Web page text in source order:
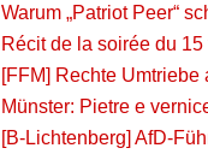
Warum „Patriot Peer“
Récit de la soirée du
[FFM] Rechte
Münster: Pietre e
[B-Lichtenberg] AfD-